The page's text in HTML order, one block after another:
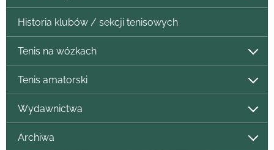
Historia klubów / sekcji tenisowych
Tenis na wózkach
Tenis amatorski
Wydawnictwa
Archiwa